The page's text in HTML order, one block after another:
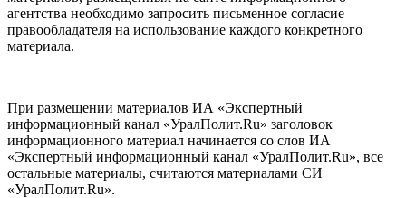
агентства необходимо запросить письменное согласие
правообладателя на использование каждого конкретного
материала.
При размещении материалов ИА «Экспертный
информационный канал «УралПолит.Ru» заголовок
информационного материал начинается со слов ИА
«Экспертный информационный канал «УралПолит.Ru», все
остальные материалы, считаются материалами СИ
«УралПолит.Ru».